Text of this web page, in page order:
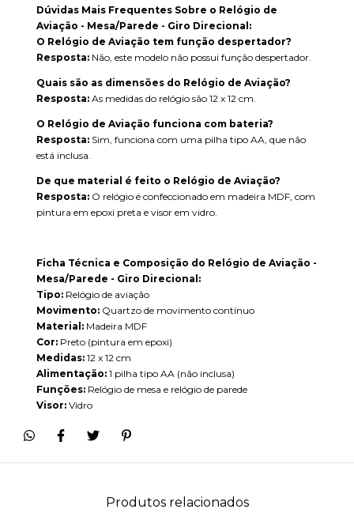
Dúvidas Mais Frequentes Sobre o Relógio de
Aviação - Mesa/Parede - Giro Direcional:
O Relógio de Aviação tem função despertador?
Resposta: Não, este modelo não possui função despertador.
Quais são as dimensões do Relógio de Aviação?
Resposta: As medidas do relógio são 12 x 12 cm.
O Relógio de Aviação funciona com bateria?
Resposta: Sim, funciona com uma pilha tipo AA, que não
está inclusa.
De que material é feito o Relógio de Aviação?
Resposta: O relógio é confeccionado em madeira MDF, com
pintura em epoxi preta e visor em vidro.
Ficha Técnica e Composição do Relógio de Aviação -
Mesa/Parede - Giro Direcional:
Tipo: Relógio de aviação
Movimento: Quartzo de movimento contínuo
Material: Madeira MDF
Cor: Preto (pintura em epoxi)
Medidas: 12 x 12 cm
Alimentação: 1 pilha tipo AA (não inclusa)
Funções: Relógio de mesa e relógio de parede
Visor: Vidro
Produtos relacionados